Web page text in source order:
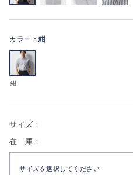
カラー： 紺
紺
サイズ：
在 庫：
サイズを選択してください